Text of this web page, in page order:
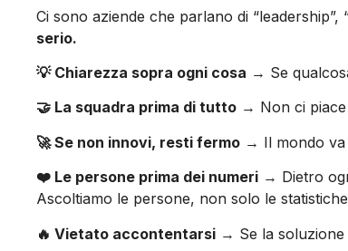
Ci sono aziende che parlano di
serio.
💡 Chiarezza sopra ogni cosa → Se
🤝 La squadra prima di tutto → Non ci piace
🚀 Se non innovi, resti fermo → Il mondo va
❤️ Le persone prima dei numeri → Dietro
Ascoltiamo le persone, non solo le
🔥 Vietato accontentarsi → Se la soluzione